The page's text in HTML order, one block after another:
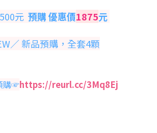
元 預購 優惠價1875元
／ 新品預購，全套4顆
購☞https://reurl.cc/3Mq8Ej